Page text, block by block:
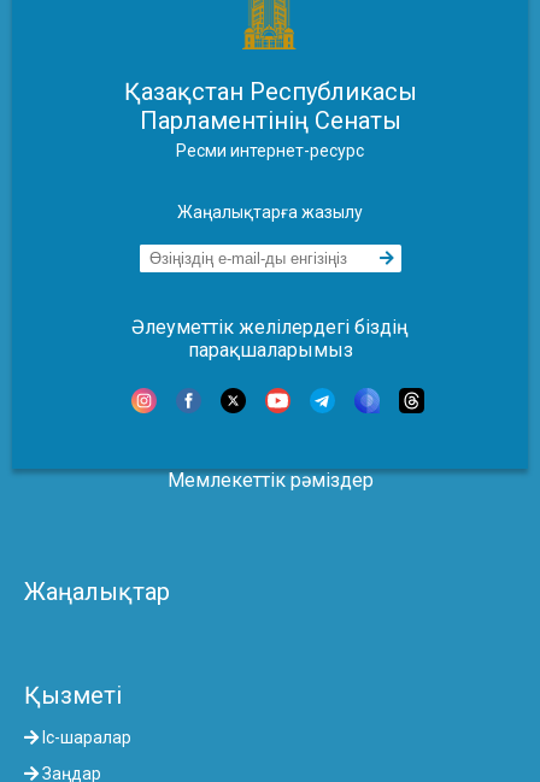
Қазақстан Республикасы
Парламентінің Сенаты
Ресми интернет-ресурс
Жаңалықтарға жазылу
Әлеуметтік желілердегі біздің
парақшаларымыз
Мемлекеттік рәміздер
Жаңалықтар
Қызметі
Іс-шаралар
Заңдар